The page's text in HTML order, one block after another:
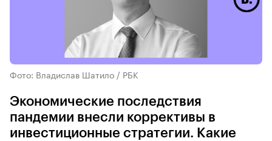
Фото: Владислав Шатило / РБК
Экономические последствия
пандемии внесли коррективы в
инвестиционные стратегии. Какие